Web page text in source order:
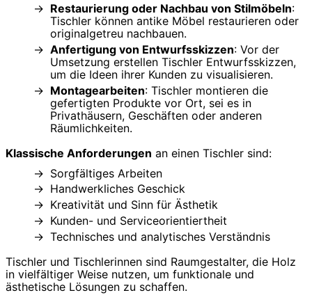
Restaurierung oder Nachbau von Stilmöbeln:
Tischler können antike Möbel restaurieren oder
originalgetreu nachbauen.
Anfertigung von Entwurfsskizzen: Vor der
Umsetzung erstellen Tischler Entwurfsskizzen,
um die Ideen ihrer Kunden zu visualisieren.
Montagearbeiten: Tischler montieren die
gefertigten Produkte vor Ort, sei es in
Privathäusern, Geschäften oder anderen
Räumlichkeiten.
Klassische Anforderungen an einen Tischler sind:
Sorgfältiges Arbeiten
Handwerkliches Geschick
Kreativität und Sinn für Ästhetik
Kunden- und Serviceorientiertheit
Technisches und analytisches Verständnis
Tischler und Tischlerinnen sind Raumgestalter, die Holz
in vielfältiger Weise nutzen, um funktionale und
ästhetische Lösungen zu schaffen.